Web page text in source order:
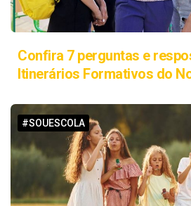
Confira 7 perguntas e
Itinerários Formativos do
#SOUESCOLA